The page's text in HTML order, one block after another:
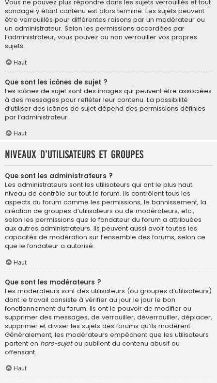
Vous ne pouvez plus répondre dans les sujets verrouillés et tout
sondage y étant contenu est alors terminé. Les sujets peuvent
être verrouillés pour différentes raisons par un modérateur ou
un administrateur. Selon les permissions accordées par
l’administrateur, vous pouvez ou non verrouiller vos propres
sujets.
Haut
Que sont les icônes de sujet ?
Les icônes de sujet sont des images qui peuvent être associées
à des messages pour refléter leur contenu. La possibilité
d’utiliser des icônes de sujet dépend des permissions définies
par l’administrateur.
Haut
Niveaux d’utilisateurs et groupes
Que sont les administrateurs ?
Les administrateurs sont les utilisateurs qui ont le plus haut
niveau de contrôle sur tout le forum. Ils contrôlent tous les
aspects du forum comme les permissions, le bannissement, la
création de groupes d’utilisateurs ou de modérateurs, etc.,
selon les permissions que le fondateur du forum a attribuées
aux autres administrateurs. Ils peuvent aussi avoir toutes les
capacités de modération sur l’ensemble des forums, selon ce
que le fondateur a autorisé.
Haut
Que sont les modérateurs ?
Les modérateurs sont des utilisateurs (ou groupes d’utilisateurs)
dont le travail consiste à vérifier au jour le jour le bon
fonctionnement du forum. Ils ont le pouvoir de modifier ou
supprimer des messages, de verrouiller, déverrouiller, déplacer,
supprimer et diviser les sujets des forums qu’ils modèrent.
Généralement, les modérateurs empêchent que les utilisateurs
partent en hors-sujetou publient du contenu abusif ou
offensant.
Haut